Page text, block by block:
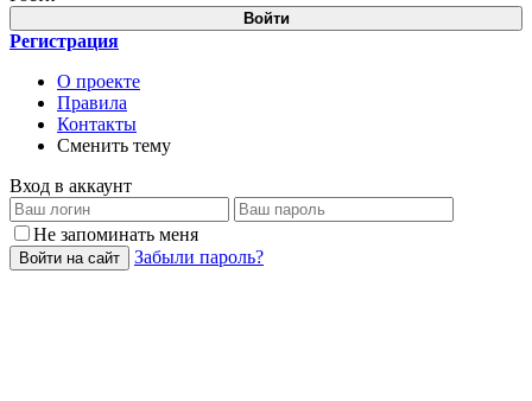
Войти
Регистрация
О проекте
Правила
Контакты
Сменить тему
Вход в аккаунт
Не запоминать меня
Войти на сайт Забыли пароль?